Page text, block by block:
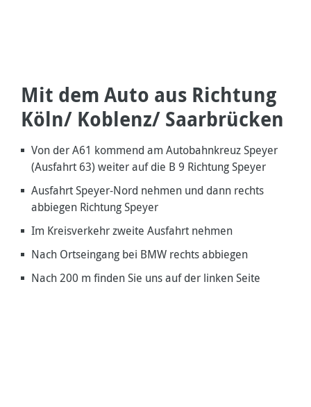
Mit dem Auto aus Richtung
Köln/ Koblenz/ Saarbrücken
Von der A61 kommend am Autobahnkreuz Speyer
(Ausfahrt 63) weiter auf die B 9 Richtung Speyer
Ausfahrt Speyer-Nord nehmen und dann rechts
abbiegen Richtung Speyer
Im Kreisverkehr zweite Ausfahrt nehmen
Nach Ortseingang bei BMW rechts abbiegen
Nach 200 m finden Sie uns auf der linken Seite